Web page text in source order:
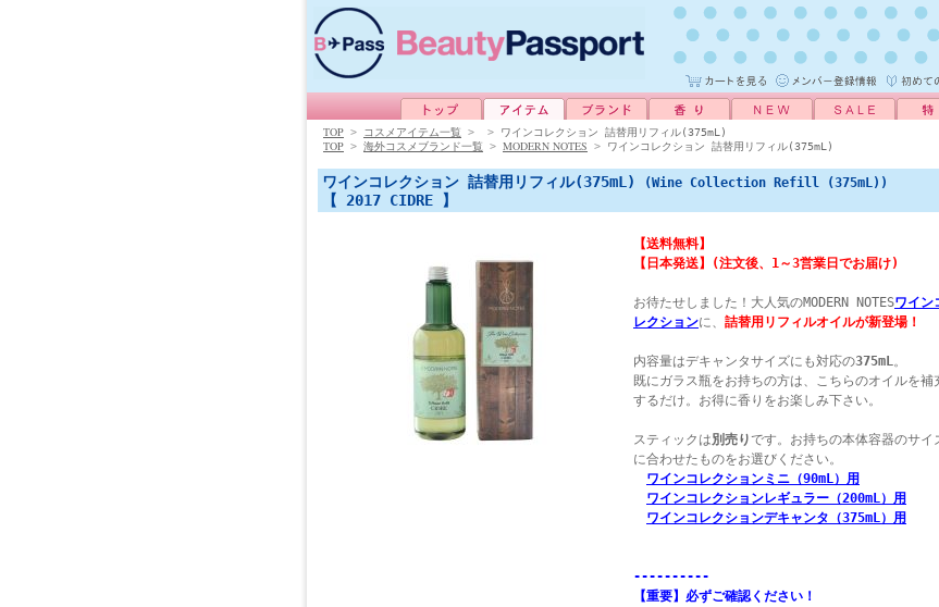
TOP > コスメアイテム一覧 > > ワインコレクション 詰替用リフィル(375mL)
TOP > 海外コスメブランド一覧 > MODERN NOTES > ワインコレクション 詰替用リフィル(375mL)
ワインコレクション 詰替用リフィル(375mL) (Wine Collection Refill (375mL))
【 2017 CIDRE 】
【送料無料】
【日本発送】(注文後、1～3営業日でお届け)
お待たせしました！大人気のMODERN NOTESワイン
レクションに、 詰替用リフィルオイルが新登場！
内容量はデキャンタサイズにも対応の375mL。
既にガラス瓶をお持ちの方は、こちらのオイルを補
するだけ。お得に香りをお楽しみ下さい。
スティックは別売りです。お持ちの本体容器のサイ
に合わせたものをお選びください。
ワインコレクションミニ（90mL）用
ワインコレクションレギュラー（200mL）用
ワインコレクションデキャンタ（375mL）用
----------
【重要】必ずご確認ください！